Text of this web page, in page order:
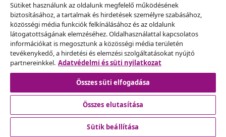
Szerződéstől való elállás
Küldj be egy rendelés lemondására vonatkozó
kérelmet.
Szerződéstől való elállás
Ügyfélszolgálat
Sütiket használunk az oldalunk megfelelő működésének
biztosításához, a tartalmak és hirdetések személyre szabásához,
közösségi média funkciók felkínálásához és az oldalunk
látogatottságának elemzéséhez. Oldalhasználattal kapcsolatos
információkat is megosztunk a közösségi média területén
tevékenykedő, a hirdetési és elemzési szolgáltatásokat nyújtó
partnereinkkel. Adatvédelmi és süti nyilatkozat
Összes süti elfogadása
Összes elutasítása
Sütik beállítása